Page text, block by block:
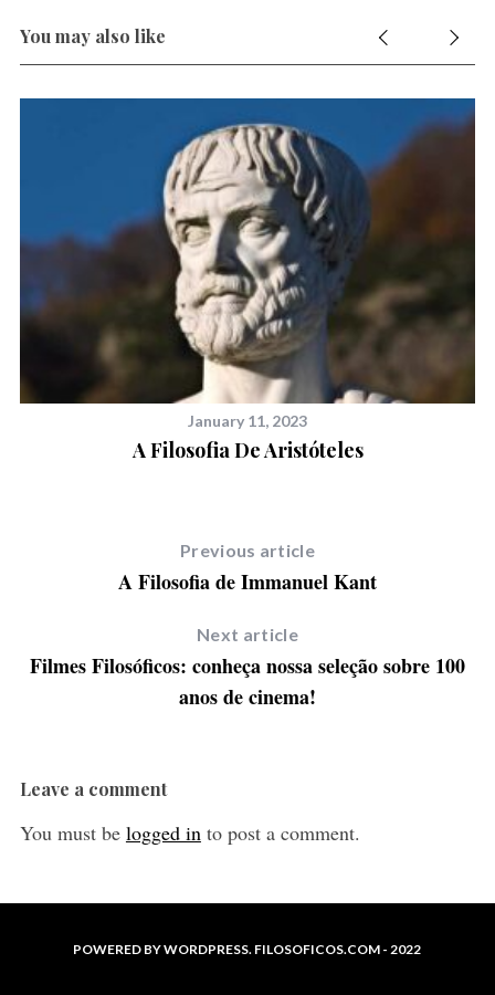
You may also like
January 11, 2023
A Filosofia De Aristóteles
Previous article
A Filosofia de Immanuel Kant
Next article
Filmes Filosóficos: conheça nossa seleção sobre 100
anos de cinema!
Leave a comment
You must be logged in to post a comment.
POWERED BY WORDPRESS. FILOSOFICOS.COM - 2022